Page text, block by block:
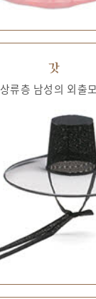
갓
상류층 남성의 외출